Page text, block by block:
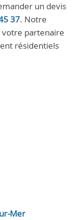
un devis
37. Notre
votre partenaire
résidentiels
Mer